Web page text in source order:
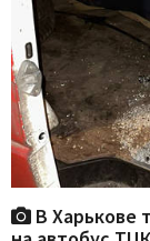
В Харькове